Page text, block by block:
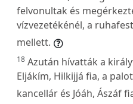
felvonultak és
vízvezetékénél, a
mellett.
18 Azután hívatták a
Eljákím, Hilkijjá fia, a
kancellár és Jóáh, Ászáf